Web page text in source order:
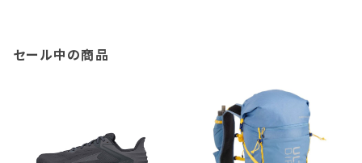
セール中の商品